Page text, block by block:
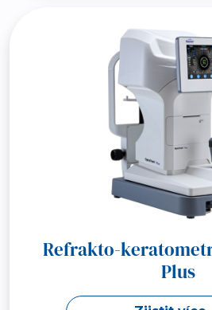
Refrakto-
Plus